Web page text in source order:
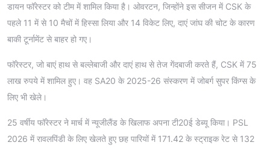
डायन फॉरेस्टर को टीम में शामिल किया है। ओवरटन, जिन्होंने इस सीजन में CSK के
पहले 11 में से 10 मैचों में हिस्सा लिया और 14 विकेट लिए, दाएं जांघ की चोट के कारण
बाकी टूर्नामेंट से बाहर हो गए।
फॉरेस्टर, जो बाएं हाथ से बल्लेबाजी और दाएं हाथ से तेज गेंदबाजी करते हैं, CSK में 75
लाख रुपये में शामिल हुए। वह SA20 के 2025-26 संस्करण में जोबर्ग सुपर किंग्स के
लिए भी खेले।
25 वर्षीय फॉरेस्टर ने मार्च में न्यूजीलैंड के खिलाफ अपना टी20ई डेब्यू किया। PSL
2026 में रावलपिंडी के लिए खेलते हुए छह पारियों में 171.42 के स्ट्राइक रेट से 132